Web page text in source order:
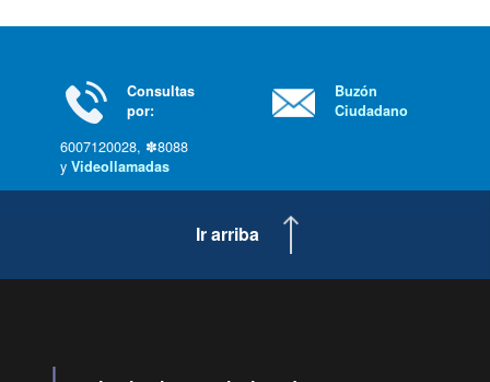
Consultas
por:
6007120028, ✽8088
y Videollamadas
Buzón
Ciudadano
Ir arriba